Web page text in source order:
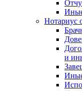
Нотариус
и